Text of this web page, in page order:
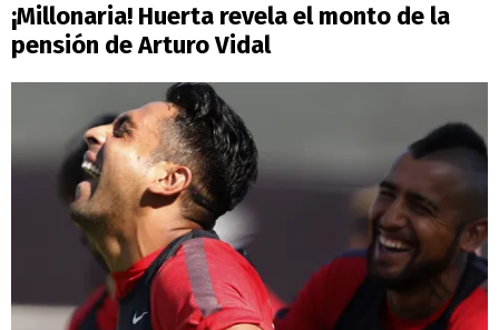
¡Millonaria! Huerta revela el monto de la
pensión de Arturo Vidal